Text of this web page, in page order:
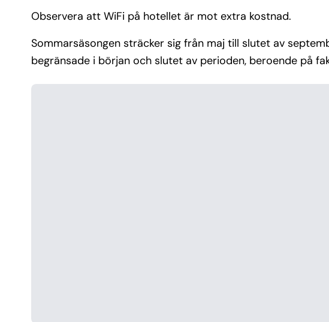
Observera att WiFi på hotellet är mot extra kostnad.
Sommarsäsongen sträcker sig från maj till slutet av
begränsade i början och slutet av perioden, beroende på